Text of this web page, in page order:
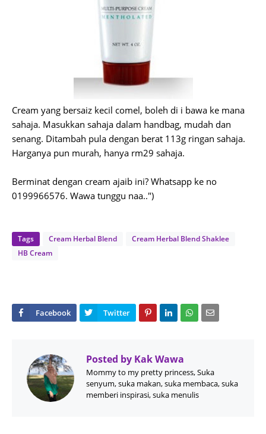
Cream yang bersaiz kecil comel, boleh di i bawa ke mana
sahaja. Masukkan sahaja dalam handbag, mudah dan
senang. Ditambah pula dengan berat 113g ringan sahaja.
Harganya pun murah, hanya rm29 sahaja.
Berminat dengan cream ajaib ini? Whatsapp ke no
0199966576. Wawa tunggu naa..")
Tags Cream Herbal Blend
Cream Herbal Blend Shaklee
HB Cream
Posted by Kak Wawa
Mommy to my pretty princess, Suka
senyum, suka makan, suka membaca, suka
memberi inspirasi, suka menulis